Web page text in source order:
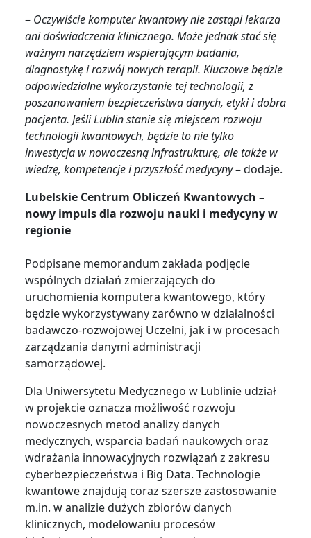
– Oczywiście komputer kwantowy nie zastąpi lekarza
ani doświadczenia klinicznego. Może jednak stać się
ważnym narzędziem wspierającym badania,
diagnostykę i rozwój nowych terapii. Kluczowe będzie
odpowiedzialne wykorzystanie tej technologii, z
poszanowaniem bezpieczeństwa danych, etyki i dobra
pacjenta. Jeśli Lublin stanie się miejscem rozwoju
technologii kwantowych, będzie to nie tylko
inwestycja w nowoczesną infrastrukturę, ale także w
wiedzę, kompetencje i przyszłość medycyny– dodaje.
Lubelskie Centrum Obliczeń Kwantowych –
nowy impuls dla rozwoju nauki i medycyny w
regionie
Podpisane memorandum zakłada podjęcie
wspólnych działań zmierzających do
uruchomienia komputera kwantowego, który
będzie wykorzystywany zarówno w działalności
badawczo-rozwojowej Uczelni, jak i w procesach
zarządzania danymi administracji
samorządowej.
Dla Uniwersytetu Medycznego w Lublinie udział
w projekcie oznacza możliwość rozwoju
nowoczesnych metod analizy danych
medycznych, wsparcia badań naukowych oraz
wdrażania innowacyjnych rozwiązań z zakresu
cyberbezpieczeństwa i Big Data. Technologie
kwantowe znajdują coraz szersze zastosowanie
m.in. w analizie dużych zbiorów danych
klinicznych, modelowaniu procesów